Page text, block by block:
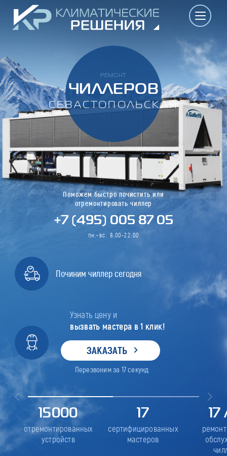
РЕМОНТ
ЧИЛЛЕРОВ
СЕВАСТОПОЛЬСКАЯ
Поможем быстро почистить или
отремонтировать чиллер
+7 (495) 005 87 05
пн.-вс. 8:00-22:00
Починим чиллер сегодня
Узнать цену и
вызвать мастера в 1 клик!
ЗАКАЗАТЬ
Перезвоним за 17секунд
15000
отремонтированных
устройств
17
сертифицированных
мастеров
17